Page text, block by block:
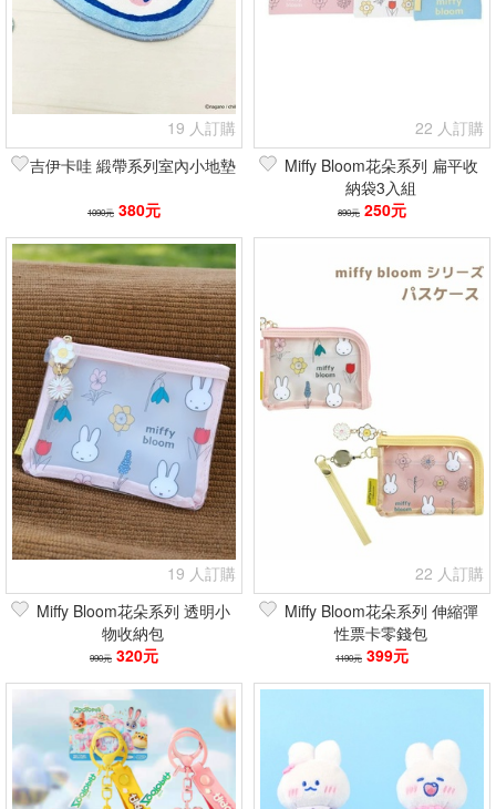
19 人訂購
吉伊卡哇 緞帶系列室內小地墊
1090元 380元
22 人訂購
Miffy Bloom花朵系列 扁平收
納袋3入組
890元 250元
19 人訂購
Miffy Bloom花朵系列 透明小
物收納包
990元 320元
22 人訂購
Miffy Bloom花朵系列 伸縮彈
性票卡零錢包
1190元 399元